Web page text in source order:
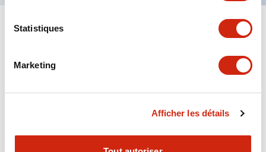
Statistiques
Marketing
Afficher les détails